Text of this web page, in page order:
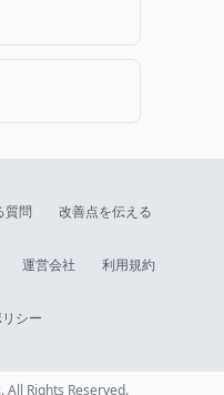
質問 改善点を伝える
運営会社 利用規約
シー
Rights Reserved.